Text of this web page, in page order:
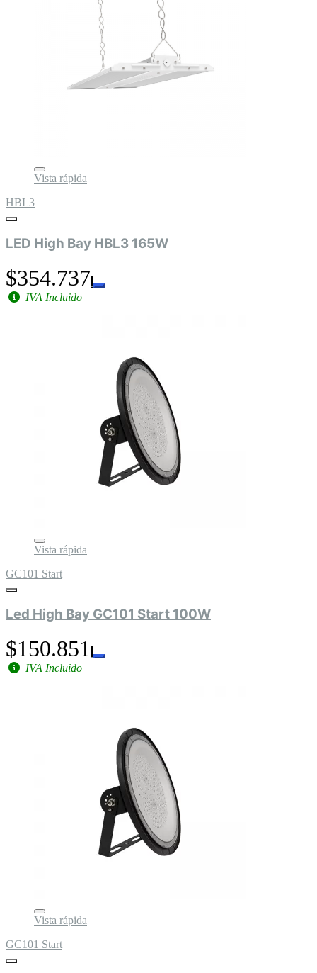
Vista rápida
HBL3
LED High Bay HBL3 165W
$354.737
IVA Incluido
Vista rápida
GC101 Start
Led High Bay GC101 Start 100W
$150.851
IVA Incluido
Vista rápida
GC101 Start